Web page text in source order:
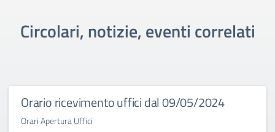
Circolari, notizie, eventi correlati
Orario ricevimento uffici dal 09/05/2024
Orari Apertura Uffici